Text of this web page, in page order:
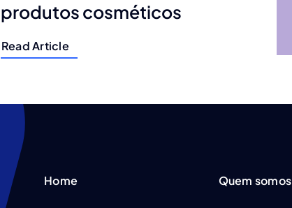
produtos cosméticos
Read Article
Home Quem somos